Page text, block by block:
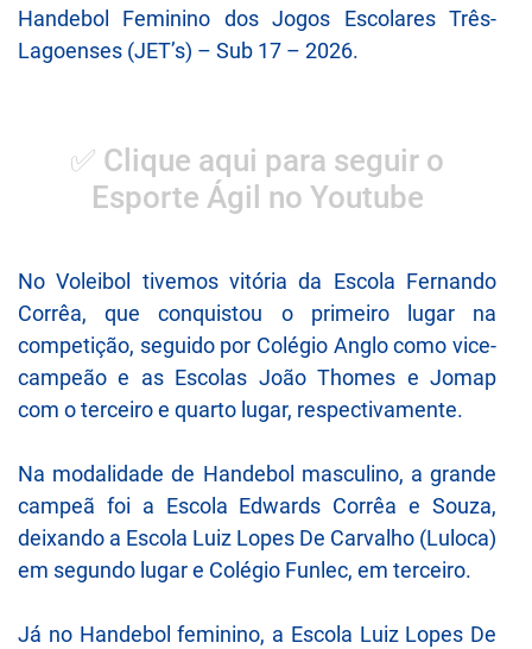
Handebol Feminino dos Jogos Escolares Três-
Lagoenses (JET’s) – Sub 17 – 2026.
✅ Clique aqui para seguir o
Esporte Ágil no Youtube
No Voleibol tivemos vitória da Escola Fernando
Corrêa, que conquistou o primeiro lugar na
competição, seguido por Colégio Anglo como vice-
campeão e as Escolas João Thomes e Jomap
com o terceiro e quarto lugar, respectivamente.
Na modalidade de Handebol masculino, a grande
campeã foi a Escola Edwards Corrêa e Souza,
deixando a Escola Luiz Lopes De Carvalho (Luloca)
em segundo lugar e Colégio Funlec, em terceiro.
Já no Handebol feminino, a Escola Luiz Lopes De